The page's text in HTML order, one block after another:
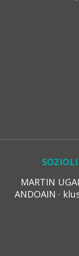
MARTIN
ANDOAIN ·